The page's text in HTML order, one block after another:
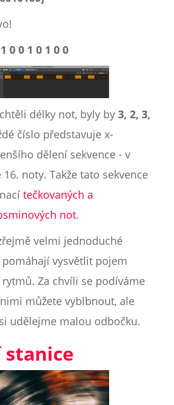
0 0 1 0 1 0 0
délky not, byly by 3, 2, 3,
číslo představuje x-
dělení sekvence - v
noty. Takže tato sekvence
tečkovaných a
not.
velmi jednoduché
vysvětlit pojem
Za chvíli se podíváme
můžete vyblbnout, ale
udělejme malou odbočku.
stanice